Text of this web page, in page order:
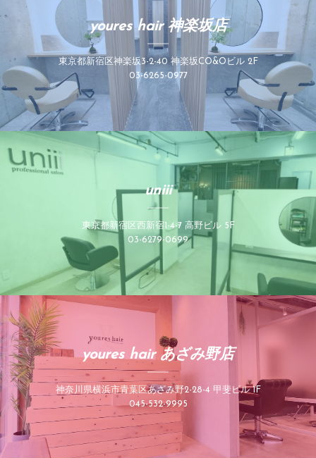
youres hair 神楽坂店
東京都新宿区神楽坂3-2-40 神楽坂CO&Oビル 2F
03-6265-0977
uniii
東京都新宿区西新宿1-4-7 高野ビル 5F
03-6279-0699
youres hair あざみ野店
神奈川県横浜市青葉区あざみ野2-28-4 甲斐ビル 1F
045-532-9995